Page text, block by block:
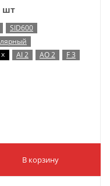
шт
SID600
x AI 2 AO 2
F 3
В корзину